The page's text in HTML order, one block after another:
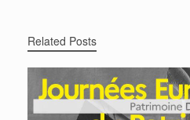
Related Posts